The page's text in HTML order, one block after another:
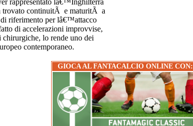
rappresentato lâ€™Inghilterra
trovato continuitÃ e maturitÃ a
riferimento per lâ€™attacco
di accelerazioni improvvise,
chirurgiche, lo rende uno dei
contemporaneo.
GIOCA AL FANTACALCIO ONLINE CON: